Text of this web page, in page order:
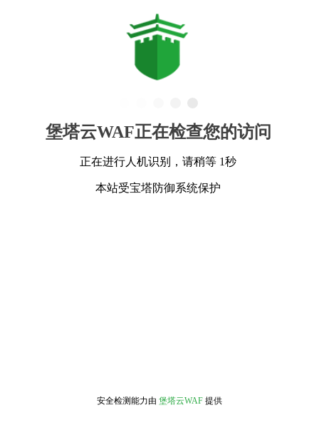
堡塔云WAF正在检查您的访问
正在进行人机识别，请稍等 1秒
本站受宝塔防御系统保护
安全检测能力由 堡塔云WAF 提供